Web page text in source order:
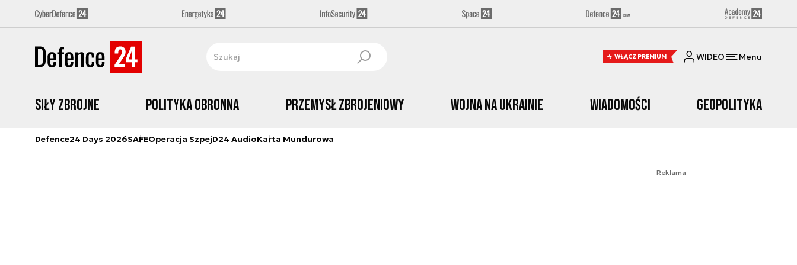
WŁĄCZ PREMIUM WIDEO Menu
Siły zbrojne Polityka obronna Przemysł Zbrojeniowy Wojna na Ukrainie Wiadomości Geopolityka
Defence24 Days 2026SAFEOperacja SzpejD24 AudioKarta Mundurowa
Reklama